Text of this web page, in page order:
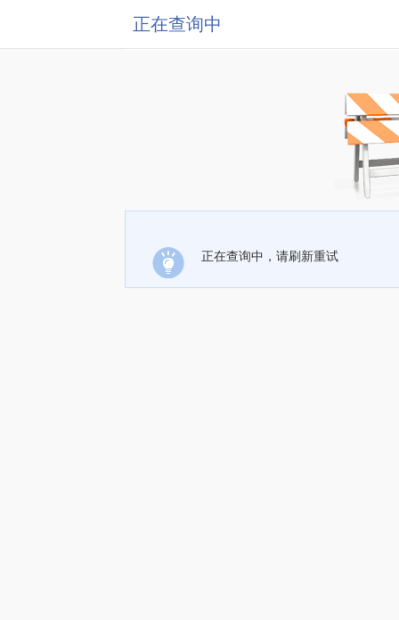
正在查询中
正在查询中，请刷新重试